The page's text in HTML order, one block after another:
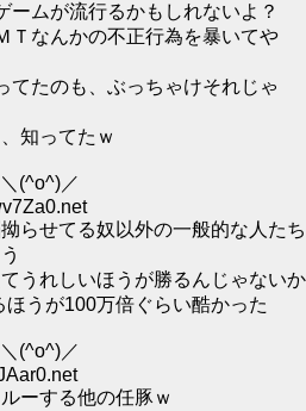
ームが流行るかもしれないよ？
Ｔなんかの不正行為を暴いてや
てたのも、ぶっちゃけそれじゃ
知ってたｗ
(^o^)／
らせてる奴以外の一般的な人たち
うれしいほうが勝るんじゃないか
うが100万倍ぐらい酷かった
(^o^)／
ーする他の任豚ｗ